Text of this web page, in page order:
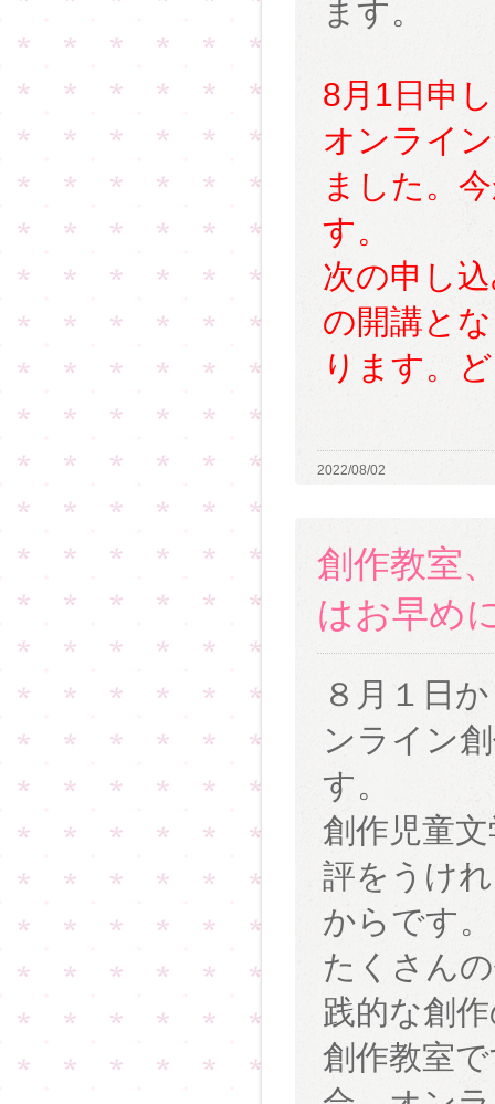
ます。
8月1日申
オンライ
ました。
す。
次の申し
の開講と
ります。
2022/08/02
創作教室
はお早め
８月１日
ンライン
す。
創作児童
評をうけ
からです。
たくさん
践的な創
創作教室